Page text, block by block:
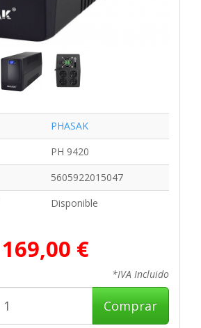
PHASAK
PH 9420
5605922015047
Disponible
169,00 €
*IVA Incluido
Comprar